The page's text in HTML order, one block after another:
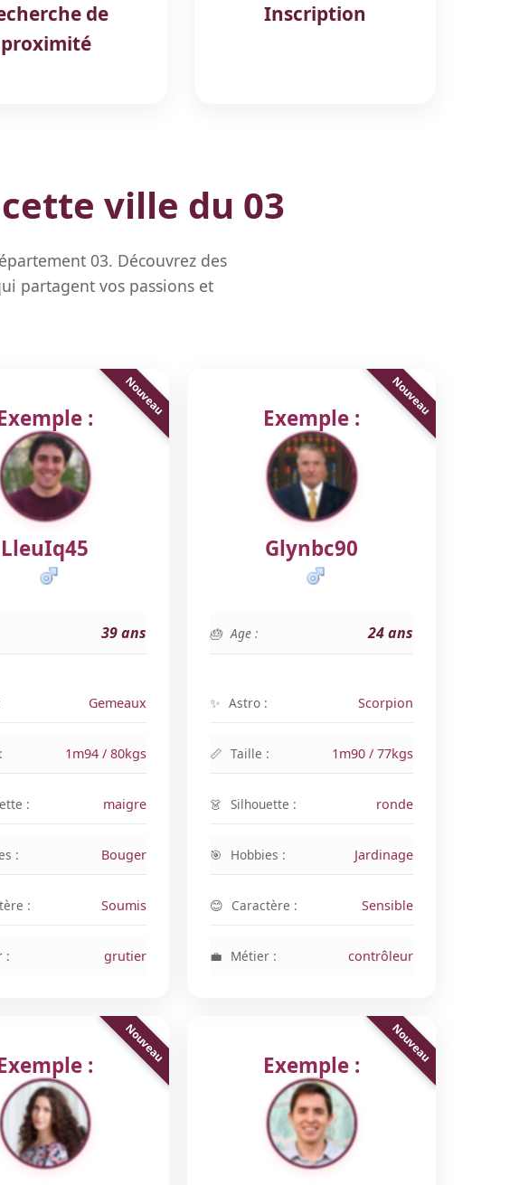
de
proximité
Inscription
ville du 03
03. Découvrez des
partagent vos passions et
:
LleuIq45
39 ans
Gemeaux
1m94 / 80kgs
: maigre
: Bouger
: Soumis
: grutier
Exemple :
Glynbc90
Age : 24 ans
Astro : Scorpion
Taille : 1m90 / 77kgs
Silhouette : ronde
Hobbies : Jardinage
Caractère : Sensible
Métier : contrôleur
: Exemple :